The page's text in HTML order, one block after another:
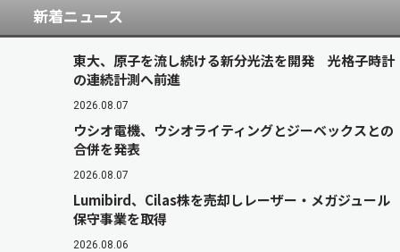
新着ニュース
東大、原子を流し続ける新分光法を開発 光格子時計
の連続計測へ前進
2026.08.07
ウシオ電機、ウシオライティングとジーベックスとの
合併を発表
2026.08.07
Lumibird、Cilas株を売却しレーザー・メガジュール
保守事業を取得
2026.08.06